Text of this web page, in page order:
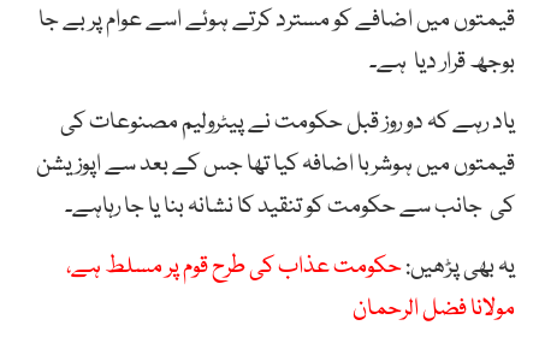
قیمتوں میں اضافے کو مسترد کرتے ہوئے اسے عوام پر بے جا
بوجھ قرار دیا ہے۔
یاد رہے کہ دو روز قبل حکومت نے پیٹرولیم مصنوعات کی
قیمتوں میں ہوشربا اضافہ کیا تھا جس کے بعد سے اپوزیشن
کی جانب سے حکومت کو تنقید کا نشانہ بنا یا جا رہاہے۔
یہ بھی پڑھیں:حکومت عذاب کی طرح قوم پر مسلط ہے،
مولانا فضل الرحمان